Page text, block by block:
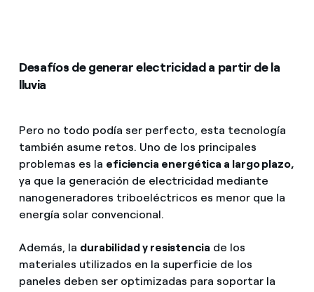
Desafíos de generar electricidad a partir de la
lluvia
Pero no todo podía ser perfecto, esta tecnología
también asume retos. Uno de los principales
problemas es la eficiencia energética a largo plazo,
ya que la generación de electricidad mediante
nanogeneradores triboeléctricos es menor que la
energía solar convencional.
Además, la durabilidad y resistencia de los
materiales utilizados en la superficie de los
paneles deben ser optimizadas para soportar la